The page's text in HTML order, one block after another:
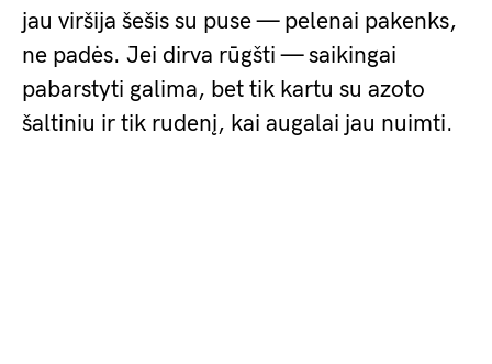
jau viršija šešis su puse — pelenai pakenks,
ne padės. Jei dirva rūgšti — saikingai
pabarstyti galima, bet tik kartu su azoto
šaltiniu ir tik rudenį, kai augalai jau nuimti.